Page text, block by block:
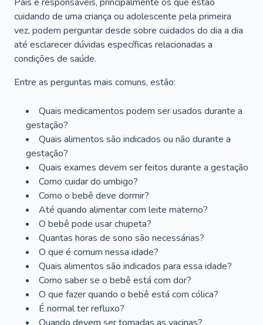
cuidando de uma criança ou adolescente pela primeira
vez, podem perguntar desde sobre cuidados do dia a dia
até esclarecer dúvidas específicas relacionadas a
condições de saúde.
Entre as perguntas mais comuns, estão:
Quais medicamentos podem ser usados durante a
gestação?
Quais alimentos são indicados ou não durante a
gestação?
Quais exames devem ser feitos durante a gestação
Como cuidar do umbigo?
Como o bebê deve dormir?
Até quando alimentar com leite materno?
O bebê pode usar chupeta?
Quantas horas de sono são necessárias?
O que é comum nessa idade?
Quais alimentos são indicados para essa idade?
Como saber se o bebê está com dor?
O que fazer quando o bebê está com cólica?
É normal ter refluxo?